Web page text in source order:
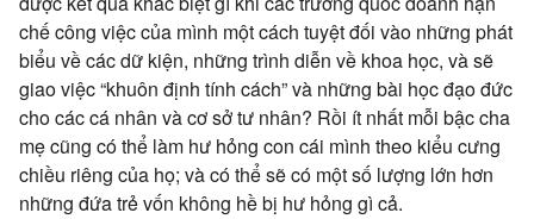
chế công việc của mình một cách tuyệt đối vào những phát
biểu về các dữ kiện, những trình diễn về khoa học, và sẽ
giao việc “khuôn định tính cách” và những bài học đạo đức
cho các cá nhân và cơ sở tư nhân? Rồi ít nhất mỗi bậc cha
mẹ cũng có thể làm hư hỏng con cái mình theo kiểu cưng
chiều riêng của họ; và có thể sẽ có một số lượng lớn hơn
những đứa trẻ vốn không hề bị hư hỏng gì cả.